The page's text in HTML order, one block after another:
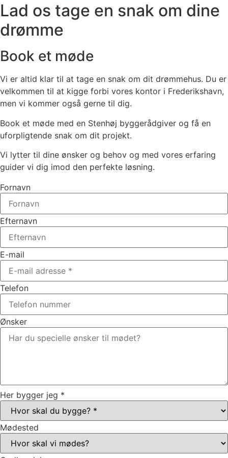
Lad os tage en snak om dine
drømme
Book et møde
Vi er altid klar til at tage en snak om dit drømmehus. Du er
velkommen til at kigge forbi vores kontor i Frederikshavn,
men vi kommer også gerne til dig.
Book et møde med en Stenhøj byggerådgiver og få en
uforpligtende snak om dit projekt.
Vi lytter til dine ønsker og behov og med vores erfaring
guider vi dig imod den perfekte løsning.
Fornavn
Efternavn
E-mail
Telefon
Ønsker
Her bygger jeg *
Mødested